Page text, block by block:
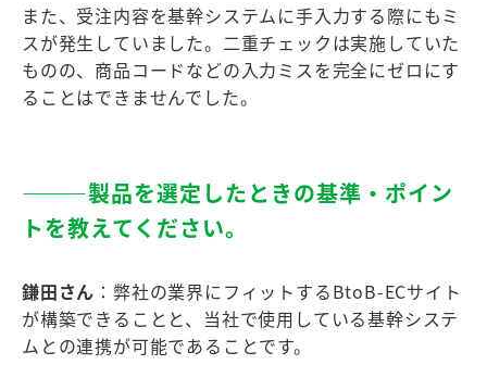
また、受注内容を基幹システムに手入力する際にもミ
スが発生していました。二重チェックは実施していた
ものの、商品コードなどの入力ミスを完全にゼロにす
ることはできませんでした。
―――製品を選定したときの基準・ポイン
トを教えてください。
鎌田さん ：弊社の業界にフィットするBtoB-ECサイト
が構築できることと、当社で使用している基幹システ
ムとの連携が可能であることです。